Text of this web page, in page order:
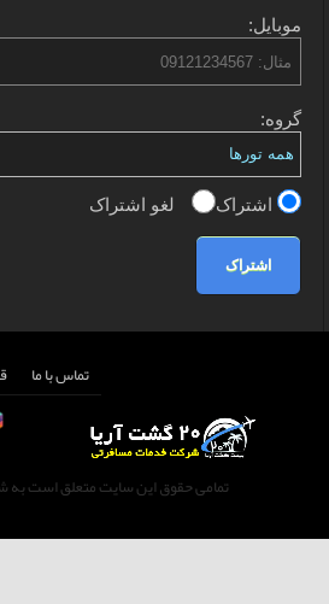
موبایل:
گروه:
اشتراک لغو اشتراک
اشتراک
تماس با ما
تمامی حقوق این سایت متعلق است